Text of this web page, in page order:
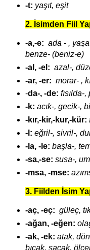
-t: yaşıt, eşit
2. İsimden Fiil
-a,-e: ada - ,
benze- (beniz-e)
-al, -el: azal-,
-ar, -er: morar- ,
-da-, -de: fısılda-
-k: acık-, gecik-,
-kır,-kir,-kur,-kür:
-l: eğril-, sivril-,
-la, -le: başla-,
-sa,-se: susa-,
-msa, -mse:
3. Fiilden İsim
-aç, -eç: güleç,
-ağan, -eğen:
-ak, -ek: atak,
bıçak, saçak,